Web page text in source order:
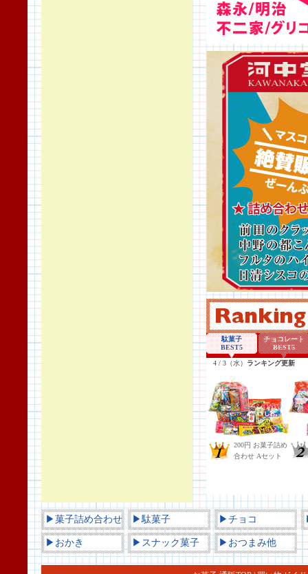
▶菓子詰め合わせ ▶駄菓子 ▶チョコ
▶おかき ▶スナック菓子 ▶おつまみ他